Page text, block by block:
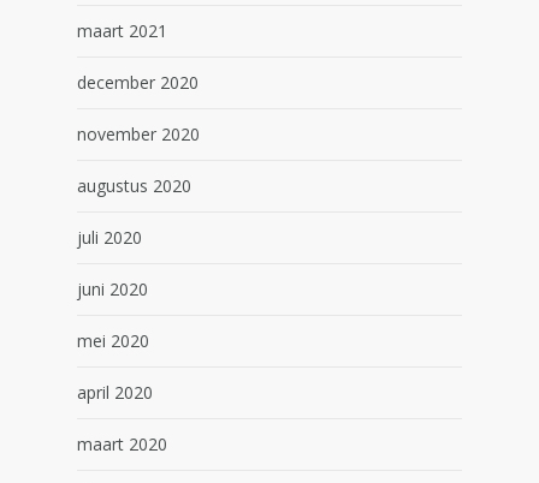
maart 2021
december 2020
november 2020
augustus 2020
juli 2020
juni 2020
mei 2020
april 2020
maart 2020